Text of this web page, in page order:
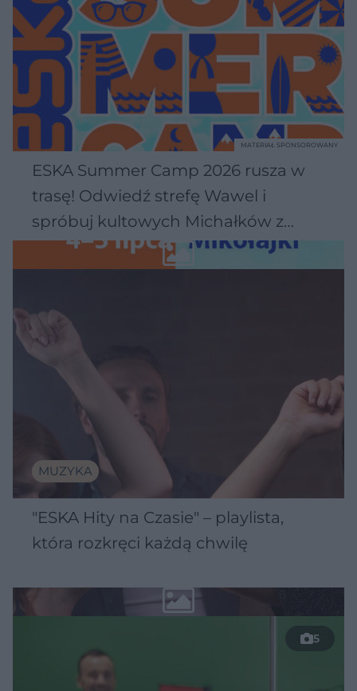
ESKA Summer Camp 2026 rusza w
trasę! Odwiedź strefę Wawel i
spróbuj kultowych Michałków z
Wawelu
MATERIAŁ SPONSOROWANY
MUZYKA
"ESKA Hity na Czasie" – playlista,
która rozkręci każdą chwilę
5